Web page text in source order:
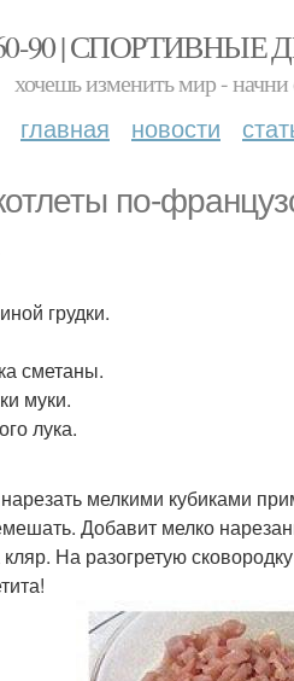
90 | СПОРТИВНЫЕ
хочешь изменить мир - начни
главная новости
по-
грудки.
сметаны.
муки.
лука.
мелкими кубиками
Добавит мелко
На разогретую